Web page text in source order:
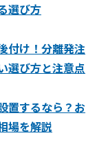
選び方
付け！分離発注
選び方と注意点
置するなら？お
場を解説